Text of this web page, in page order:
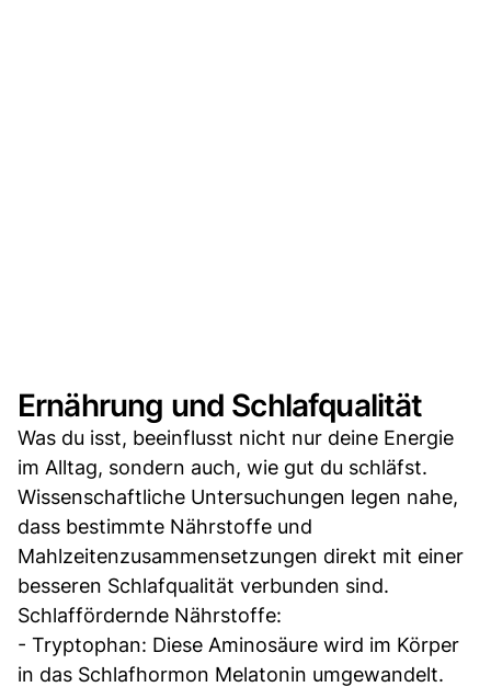
Ernährung und Schlafqualität
Was du isst, beeinflusst nicht nur deine Energie
im Alltag, sondern auch, wie gut du schläfst.
Wissenschaftliche Untersuchungen legen nahe,
dass bestimmte Nährstoffe und
Mahlzeitenzusammensetzungen direkt mit einer
besseren Schlafqualität verbunden sind.
Schlaffördernde Nährstoffe:
- Tryptophan: Diese Aminosäure wird im Körper
in das Schlafhormon Melatonin umgewandelt.